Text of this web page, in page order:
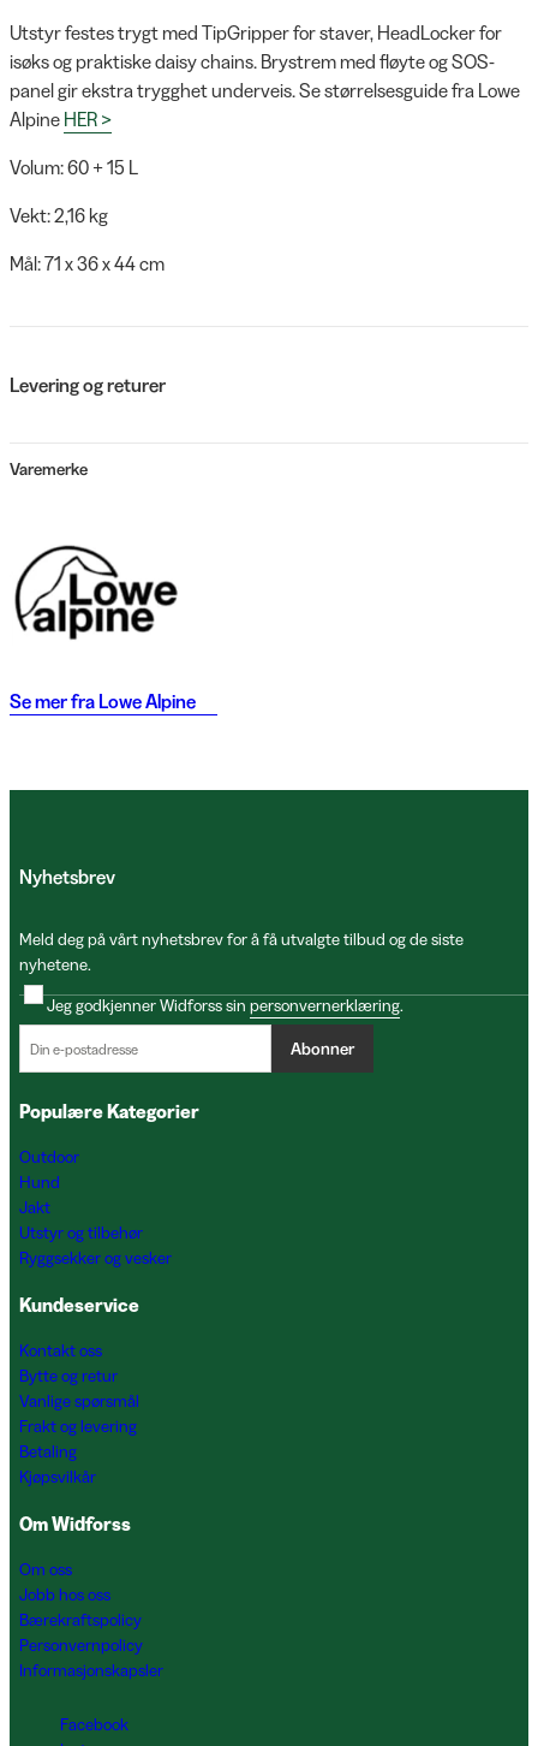
Utstyr festes trygt med TipGripper for staver, HeadLocker for
isøks og praktiske daisy chains. Brystrem med fløyte og SOS-
panel gir ekstra trygghet underveis. Se størrelsesguide fra Lowe
Alpine HER >
Volum: 60 + 15 L
Vekt: 2,16 kg
Mål: 71 x 36 x 44 cm
Levering og returer
Varemerke
Se mer fra Lowe Alpine
Nyhetsbrev
Meld deg på vårt nyhetsbrev for å få utvalgte tilbud og de siste
nyhetene.
Jeg godkjenner Widforss sin personvernerklæring.
Abonner
Populære Kategorier
Outdoor
Hund
Jakt
Utstyr og tilbehør
Ryggsekker og vesker
Kundeservice
Kontakt oss
Bytte og retur
Vanlige spørsmål
Frakt og levering
Betaling
Kjøpsvilkår
Om Widforss
Om oss
Jobb hos oss
Bærekraftspolicy
Personvernpolicy
Informasjonskapsler
Facebook